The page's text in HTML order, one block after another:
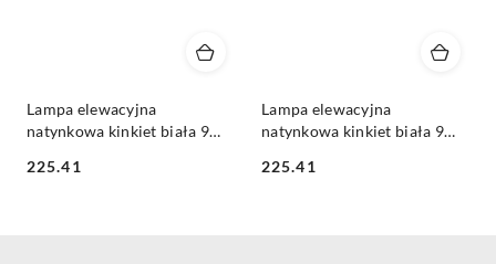
Lampa elewacyjna
natynkowa kinkiet biała 9W
Cena:
225.41
Lampa elewacyjna
natynkowa kinkiet biała 9W
Cena:
225.41